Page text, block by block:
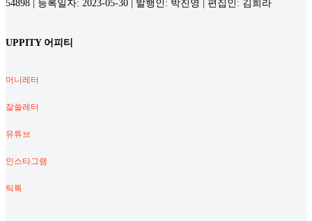
54898 | 등록일자: 2023-05-30 | 발행인: 박진영 | 편집인: 김희라
UPPITY 어피티
머니레터
잘쓸레터
유튜브
인스타그램
틱톡